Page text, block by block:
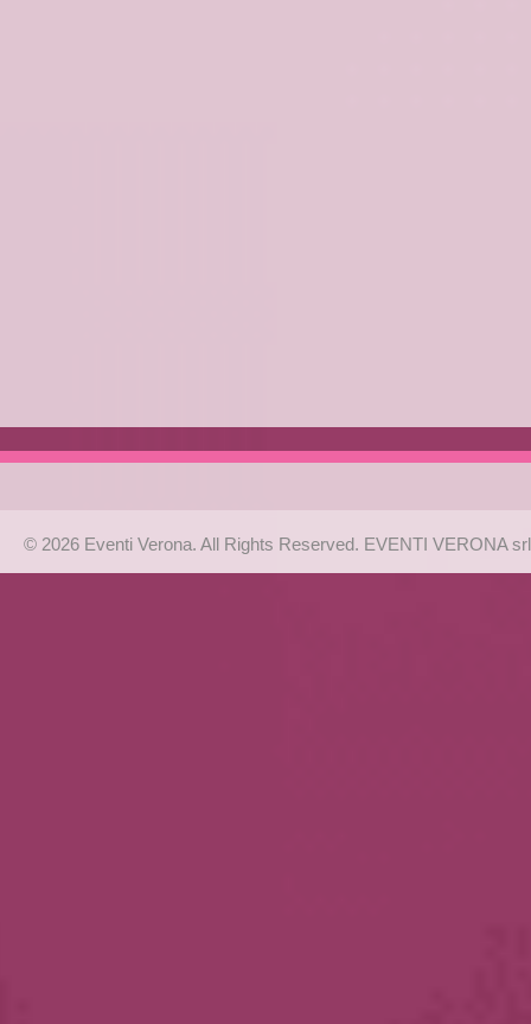
© 2026 Eventi Verona. All Rights Reserved. EVENTI VERONA